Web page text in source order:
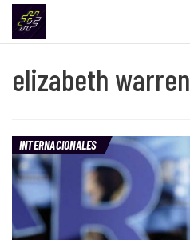
elizabeth warren
INTERNACIONALES